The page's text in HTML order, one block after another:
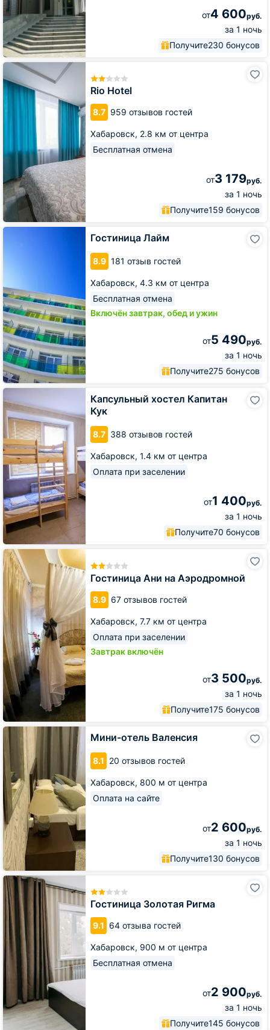
от4 600руб.
за 1 ночь
Получите230 бонусов
Rio Hotel
8.7 959 отзывов гостей
Хабаровск, 2.8 км от центра
Бесплатная отмена
от3 179руб.
за 1 ночь
Получите159 бонусов
Rio
Hotel
Гостиница Лайм
8.9 181 отзыв гостей
Хабаровск, 4.3 км от центра
Бесплатная отмена
Включён завтрак, обед и ужин
от5 490руб.
за 1 ночь
Получите275 бонусов
Гостиница
Капсульный хостел Капитан
Кук
8.7 388 отзывов гостей
Хабаровск, 1.4 км от центра
Оплата при заселении
от1 400руб.
за 1 ночь
Получите70 бонусов
Капсульный
хостел
Капитан
Кук
Гостиница Ани на Аэродромной
8.9 67 отзывов гостей
Хабаровск, 7.7 км от центра
Оплата при заселении
Завтрак включён
от3 500руб.
за 1 ночь
Получите175 бонусов
Гостиница
Ани
на
Аэродромной
Мини-отель Валенсия
8.1 20 отзывов гостей
Хабаровск, 800 м от центра
Оплата на сайте
от2 600руб.
за 1 ночь
Получите130 бонусов
Мини-
отель
Валенсия
Гостиница Золотая Ригма
9.1 64 отзыва гостей
Хабаровск, 900 м от центра
Бесплатная отмена
от2 900руб.
за 1 ночь
Получите145 бонусов
Гостиница
Золотая
Ригма